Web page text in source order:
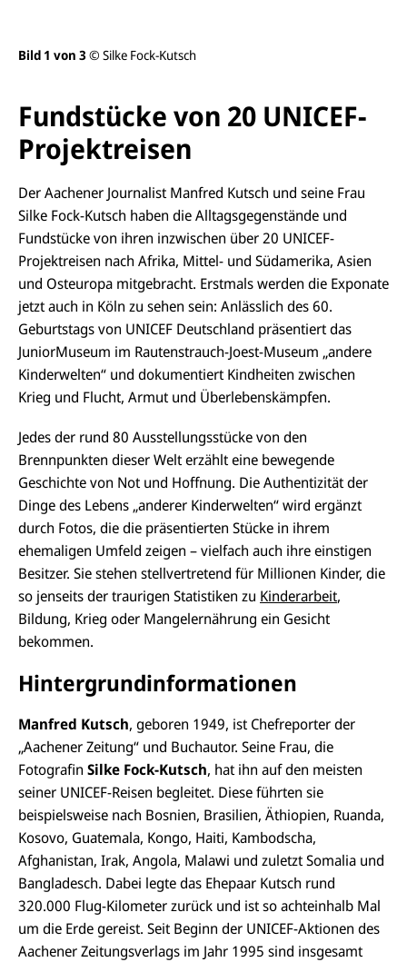
Bild 1 von 3 © Silke Fock-Kutsch
Fundstücke von 20 UNICEF-
Projektreisen
Der Aachener Journalist Manfred Kutsch und seine Frau
Silke Fock-Kutsch haben die Alltagsgegenstände und
Fundstücke von ihren inzwischen über 20 UNICEF-
Projektreisen nach Afrika, Mittel- und Südamerika, Asien
und Osteuropa mitgebracht. Erstmals werden die Exponate
jetzt auch in Köln zu sehen sein: Anlässlich des 60.
Geburtstags von UNICEF Deutschland präsentiert das
JuniorMuseum im Rautenstrauch-Joest-Museum „andere
Kinderwelten“ und dokumentiert Kindheiten zwischen
Krieg und Flucht, Armut und Überlebenskämpfen.
Jedes der rund 80 Ausstellungsstücke von den
Brennpunkten dieser Welt erzählt eine bewegende
Geschichte von Not und Hoffnung. Die Authentizität der
Dinge des Lebens „anderer Kinderwelten“ wird ergänzt
durch Fotos, die die präsentierten Stücke in ihrem
ehemaligen Umfeld zeigen – vielfach auch ihre einstigen
Besitzer. Sie stehen stellvertretend für Millionen Kinder, die
so jenseits der traurigen Statistiken zu Kinderarbeit,
Bildung, Krieg oder Mangelernährung ein Gesicht
bekommen.
Hintergrundinformationen
Manfred Kutsch, geboren 1949, ist Chefreporter der
„Aachener Zeitung“ und Buchautor. Seine Frau, die
Fotografin Silke Fock-Kutsch, hat ihn auf den meisten
seiner UNICEF-Reisen begleitet. Diese führten sie
beispielsweise nach Bosnien, Brasilien, Äthiopien, Ruanda,
Kosovo, Guatemala, Kongo, Haiti, Kambodscha,
Afghanistan, Irak, Angola, Malawi und zuletzt Somalia und
Bangladesch. Dabei legte das Ehepaar Kutsch rund
320.000 Flug-Kilometer zurück und ist so achteinhalb Mal
um die Erde gereist. Seit Beginn der UNICEF-Aktionen des
Aachener Zeitungsverlags im Jahr 1995 sind insgesamt